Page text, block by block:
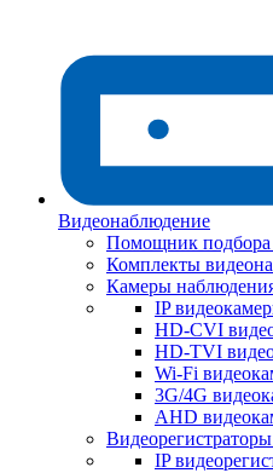
Видеонаблюдение
Помощник подбора
Комплекты
Камеры
IP
HD-CVI
HD-TVI
Wi-Fi
3G/4G
AHD
IP